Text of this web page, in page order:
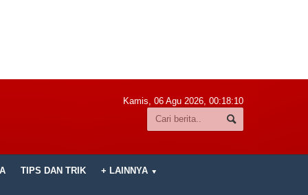
Kamis, 06 Agu 2026,00:18:11
TIPS DAN TRIK + LAINNYA